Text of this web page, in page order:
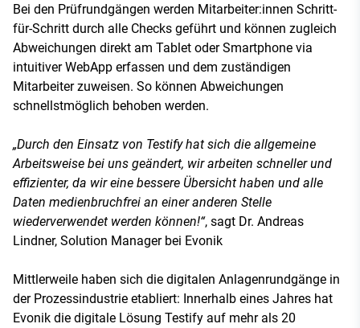
Bei den Prüfrundgängen werden Mitarbeiter:innen Schritt-
für-Schritt durch alle Checks geführt und können zugleich
Abweichungen direkt am Tablet oder Smartphone via
intuitiver WebApp erfassen und dem zuständigen
Mitarbeiter zuweisen. So können Abweichungen
schnellstmöglich behoben werden.
„Durch den Einsatz von Testify hat sich die allgemeine
Arbeitsweise bei uns geändert, wir arbeiten schneller und
effizienter, da wir eine bessere Übersicht haben und alle
Daten medienbruchfrei an einer anderen Stelle
wiederverwendet werden können!“, sagt Dr. Andreas
Lindner, Solution Manager bei Evonik
Mittlerweile haben sich die digitalen Anlagenrundgänge in
der Prozessindustrie etabliert: Innerhalb eines Jahres hat
Evonik die digitale Lösung Testify auf mehr als 20